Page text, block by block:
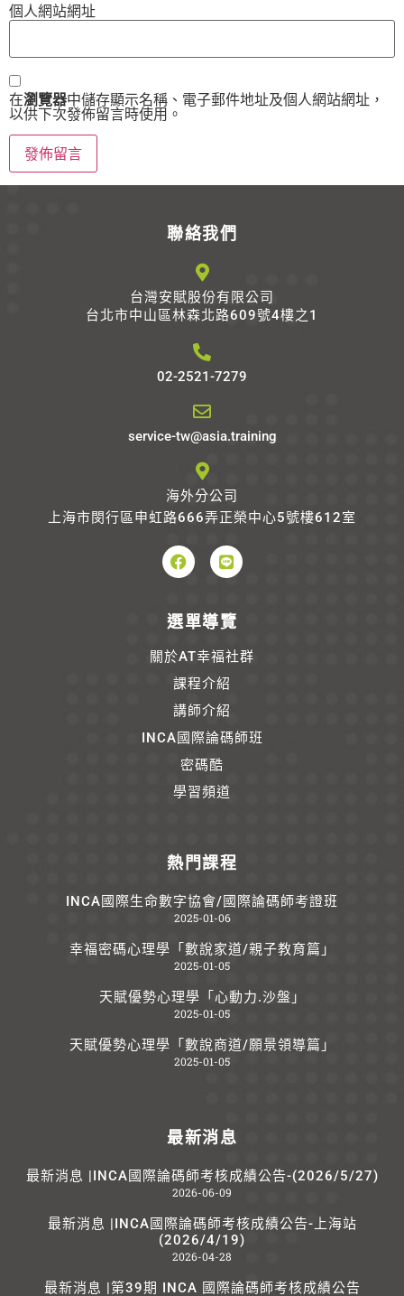
個人網站網址
在瀏覽器中儲存顯示名稱、電子郵件地址及個人網站網址，
以供下次發佈留言時使用。
聯絡我們
台灣安賦股份有限公司
台北市中山區林森北路609號4樓之1
02-2521-7279
service-tw@asia.training
海外分公司
上海市閔行區申虹路666弄正榮中心5號樓612室
選單導覽
關於AT幸福社群
課程介紹
講師介紹
INCA國際論碼師班
密碼酷
學習頻道
熱門課程
INCA國際生命數字協會/國際論碼師考證班
2025-01-06
幸福密碼心理學「數說家道/親子教育篇」
2025-01-05
天賦優勢心理學「心動力.沙盤」
2025-01-05
天賦優勢心理學「數說商道/願景領導篇」
2025-01-05
最新消息
最新消息 |INCA國際論碼師考核成績公告-(2026/5/27)
2026-06-09
最新消息 |INCA國際論碼師考核成績公告-上海站
(2026/4/19)
2026-04-28
最新消息 |第39期 INCA 國際論碼師考核成績公告